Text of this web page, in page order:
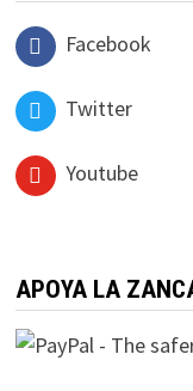
Facebook
Twitter
Youtube
APOYA LA